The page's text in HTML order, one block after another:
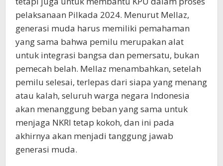
pelaksanaan Pilkada 2024. Menurut Mellaz,
generasi muda harus memiliki pemahaman
yang sama bahwa pemilu merupakan alat
untuk integrasi bangsa dan pemersatu, bukan
pemecah belah. Mellaz menambahkan, setelah
pemilu selesai, terlepas dari siapa yang menang
atau kalah, seluruh warga negara Indonesia
akan menanggung beban yang sama untuk
menjaga NKRI tetap kokoh, dan ini pada
akhirnya akan menjadi tanggung jawab
generasi muda.